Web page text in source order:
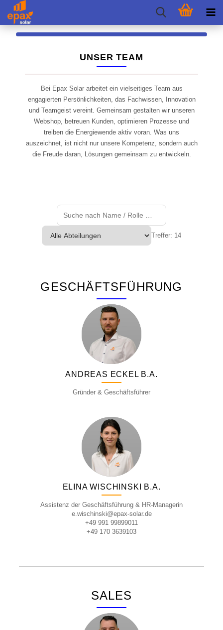
UNSER TEAM
Bei Epax Solar arbeitet ein vielseitiges Team aus
engagierten Persönlichkeiten, das Fachwissen, Innovation
und Teamgeist vereint. Gemeinsam gestalten wir unseren
Webshop, betreuen Kunden, optimieren Prozesse und
treiben die Energiewende aktiv voran. Was uns
auszeichnet, ist nicht nur unsere Kompetenz, sondern auch
die Freude daran, Lösungen gemeinsam zu entwickeln.
Treffer: 14
GESCHÄFTSFÜHRUNG
ANDREAS ECKEL B.A.
Gründer & Geschäftsführer
ELINA WISCHINSKI B.A.
Assistenz der Geschäftsführung & HR-Managerin
e.wischinski@epax-solar.de
+49 991 99899011
+49 170 3639103
SALES